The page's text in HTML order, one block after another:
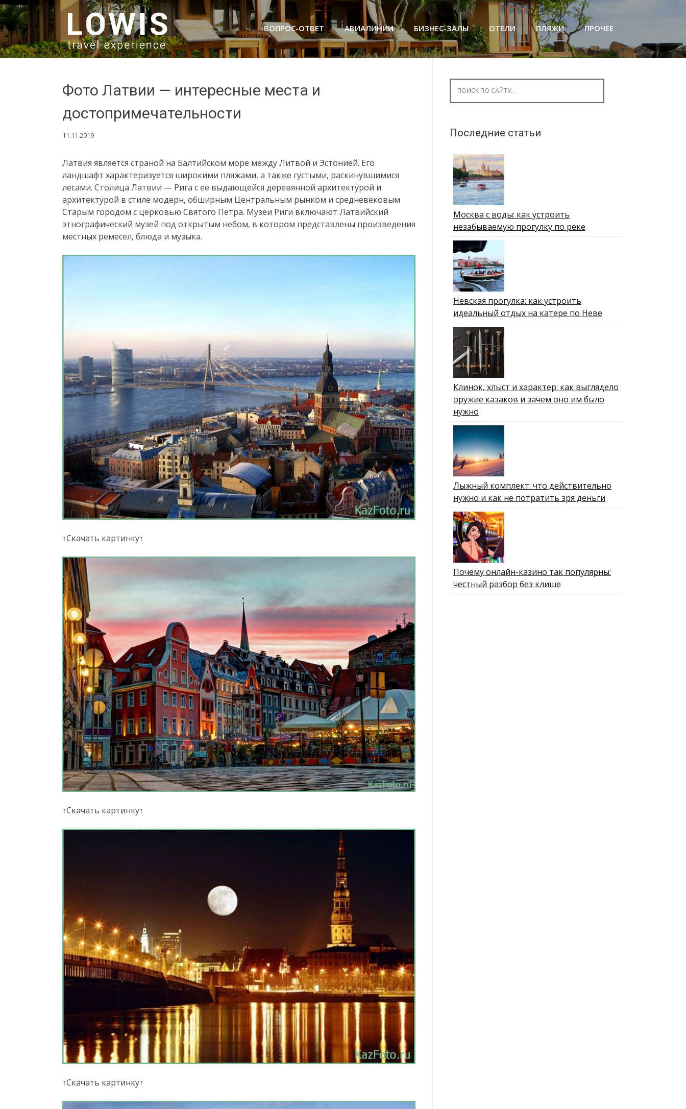
SKIP TO CONTENT ПРОЧЕЕ
ПЛЯЖИ
ОТЕЛИ
БИЗНЕС-ЗАЛЫ
АВИАЛИНИИ
ВОПРОС-ОТВЕТ
Фото Латвии — интересные места и
достопримечательности
11.11.2019
Латвия является страной на Балтийском море между Литвой и Эстонией. Его
ландшафт характеризуется широкими пляжами, а также густыми, раскинувшимися
лесами. Столица Латвии — Рига с ее выдающейся деревянной архитектурой и
архитектурой в стиле модерн, обширным Центральным рынком и средневековым
Старым городом с церковью Святого Петра. Музеи Риги включают Латвийский
этнографический музей под открытым небом, в котором представлены произведения
местных ремесел, блюда и музыка.
↑Скачать картинку↑
↑Скачать картинку↑
↑Скачать картинку↑
Последние статьи
Москва с воды: как устроить
незабываемую прогулку по реке
Невская прогулка: как устроить
идеальный отдых на катере по Неве
Клинок, хлыст и характер: как выглядело
оружие казаков и зачем оно им было
нужно
Лыжный комплект: что действительно
нужно и как не потратить зря деньги
Почему онлайн-казино так популярны:
честный разбор без клише